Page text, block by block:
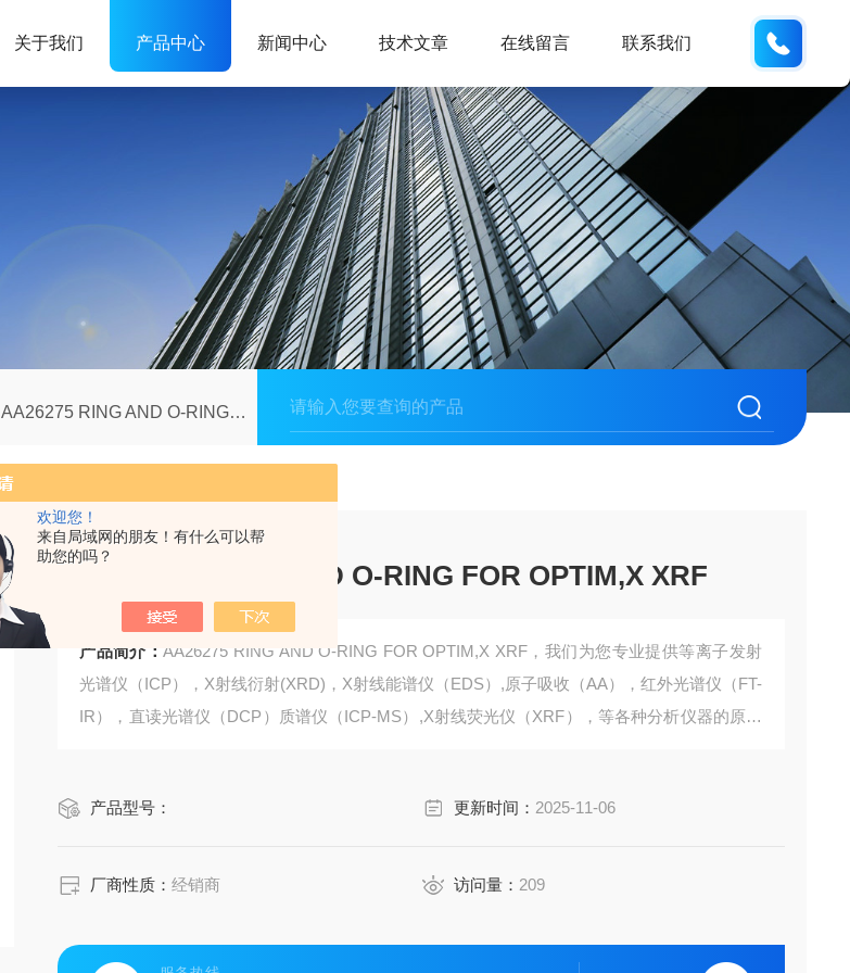
欢迎您！
来自局域网的朋友！有什么可以帮
助您的吗？
关于我们 产品中心 新闻中心 技术文章 在线留言 联系我们
AA26275 RING AND O-RING FOR OPTIM,X XRF
AA26275 RING AND O-RING FOR OPTIM,X XRF
产品简介：AA26275 RING AND O-RING FOR OPTIM,X XRF，我们为您专业提供等离子发射
光谱仪（ICP），X射线衍射(XRD)，X射线能谱仪（EDS）,原子吸收（AA），红外光谱仪（FT-
IR），直读光谱仪（DCP）质谱仪（ICP-MS）,X射线荧光仪（XRF），等各种分析仪器的原装
产品型号： 更新时间： 2025-11-06
厂商性质：经销商 访问量： 209